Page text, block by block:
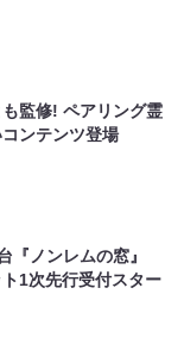
監修! ペアリング霊
ンテンツ登場
『ノンレムの窓』
1次先行受付スター